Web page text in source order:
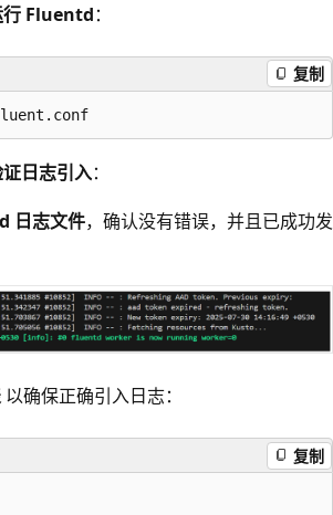
行 Fluentd：
复制
日志引入：
日志文件，确认没有错误，并且已成功发
以确保正确引入日志：
复制